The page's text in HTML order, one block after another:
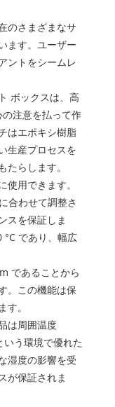
のさまざまなサ
ます。ユーザー
ントをシームレ
ボックスは、高
注意を払って作
はエポキシ樹脂
生産プロセスを
らします。
用できます。
合わせて調整さ
スを保証しま
であり、幅広
であることから
。この機能は保
。
は周囲温度
う環境で優れた
湿度の影響を受
が保証されま